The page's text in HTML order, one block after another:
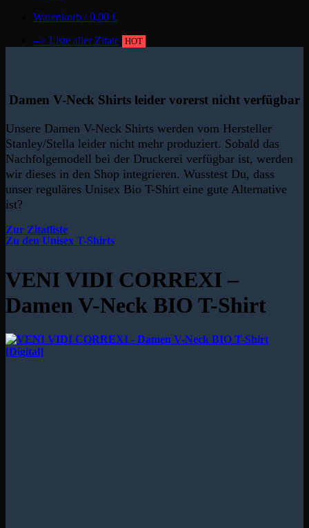
Warenkorb /0,00 €
--> Liste aller Zitate HOT
Damen V-Neck Shirts leider vorerst nicht verfügbar
Unsere Damen V-Neck Shirts werden vom Hersteller
Stanley/Stella leider nicht mehr produziert. Sobald das
Nachfolgemodell bei der Druckerei verfügbar ist, werden
wir dieses in den Shop integrieren. Wusstest Du, dass
unser reguläres Unisex Bio T-Shirt eine gute Alternative
ist?
Zur Zitatliste
Zu den Unisex T-Shirts
VENI VIDI CORREXI –
Damen V-Neck BIO T-Shirt